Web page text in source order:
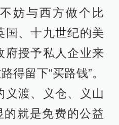
妨与西方做个比
国、十九世纪的美
府授予私人企业来
得留下“买路钱”。
义渡、义仓、义山
的就是免费的公益